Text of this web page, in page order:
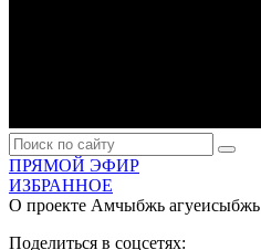
ПРЯМОЙ ЭФИР
ИЗБРАННОЕ
О проекте Амчыбжь агуеисыбжь
Поделиться в соцсетях: